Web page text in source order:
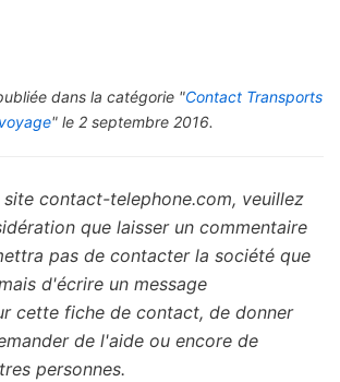
dans la catégorie "Contact Transports
" le 2 septembre 2016.
site contact-telephone.com, veuillez
que laisser un commentaire
pas de contacter la société que
d'écrire un message
cette fiche de contact, de donner
de l'aide ou encore de
personnes.